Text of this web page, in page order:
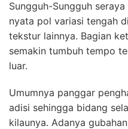
Sungguh-Sungguh
nyata pol variasi tengah
tekstur lainnya. Bagian
semakin tumbuh tempo
luar.
Umumnya panggar
adisi sehingga bidang
kilaunya. Adanya